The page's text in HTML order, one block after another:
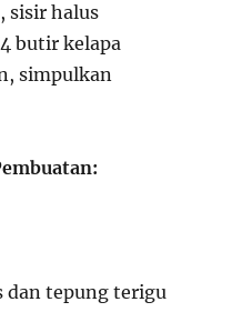
sisir halus
butir kelapa
simpulkan
dan tepung terigu